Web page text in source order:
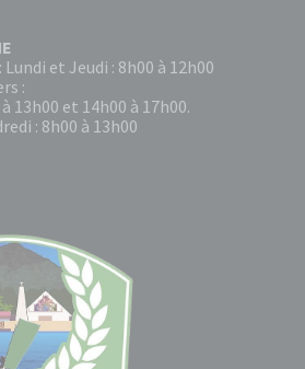
et Jeudi : 8h00 à 12h00
:
13h00 et 14h00 à 17h00.
: 8h00 à 13h00